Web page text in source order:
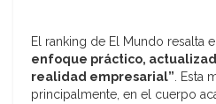
El ranking de El Mundo resalta
enfoque práctico,
realidad empresarial”. Esta
principalmente, en el cuerpo